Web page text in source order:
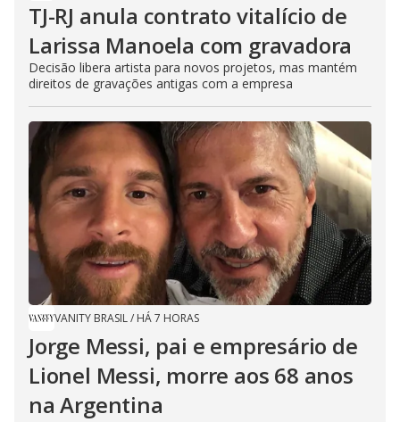
TJ-RJ anula contrato vitalício de
Larissa Manoela com gravadora
Decisão libera artista para novos projetos, mas mantém
direitos de gravações antigas com a empresa
VANITY BRASIL/ HÁ 7 HORAS
Jorge Messi, pai e empresário de
Lionel Messi, morre aos 68 anos
na Argentina